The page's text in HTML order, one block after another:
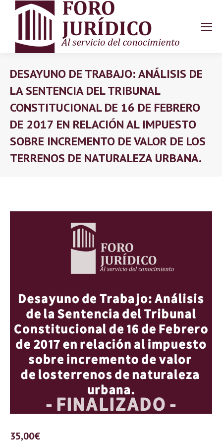
DESAYUNO DE TRABAJO: ANÁLISIS DE
LA SENTENCIA DEL TRIBUNAL
CONSTITUCIONAL DE 16 DE FEBRERO
DE 2017 EN RELACIÓN AL IMPUESTO
SOBRE INCREMENTO DE VALOR DE LOS
TERRENOS DE NATURALEZA URBANA.
35,00€